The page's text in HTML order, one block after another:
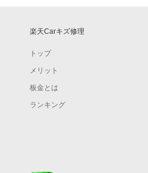
楽天Carキズ修理
トップ
メリット
板金とは
ランキング